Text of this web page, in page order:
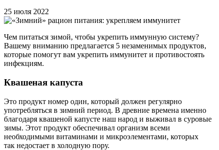
25 июля 2022
Чем питаться зимой, чтобы укрепить иммунную систему?
Вашему вниманию предлагается 5 незаменимых продуктов,
которые помогут вам укрепить иммунитет и противостоять
инфекциям.
Квашеная капуста
Это продукт номер один, который должен регулярно
употребляться в зимний период. В древние времена именно
благодаря квашеной капусте наш народ и выживал в суровые
зимы. Этот продукт обеспечивал организм всеми
необходимыми витаминами и микроэлементами, которых
так недостает в холодную пору.